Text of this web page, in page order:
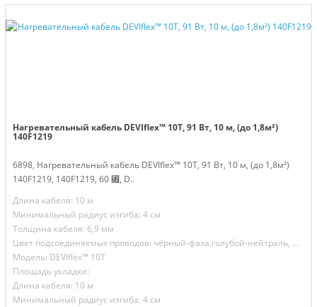
Нагревательный кабель DEVIflex™ 10T, 91 Вт, 10 м, (до 1,8м²)
140F1219
6898, Нагревательный кабель DEVIflex™ 10T, 91 Вт, 10 м, (до 1,8м²)
140F1219, 140F1219, 60 ⃏, D..
Длина кабеля: 10 м
Минимальный радиус изгиба: 4 см
Толщина кабеля: 6,9 мм
Цвет подсоединяемых проводов: чёрный-фаза,голубой-нейтраль, желто-зелёный-земля
Модель: DEVIflex™ 10T
Площадь укладки:
Длина кабеля: 10 м
Минимальный радиус изгиба: 4 см